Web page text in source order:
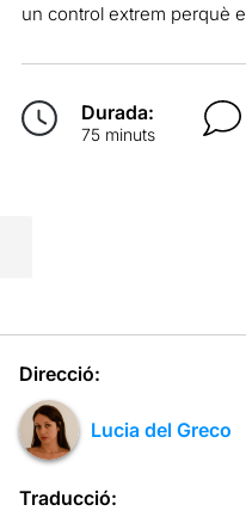
un control extrem perquè
Durada:
75 minuts
Direcció:
Lucia del Greco
Traducció: